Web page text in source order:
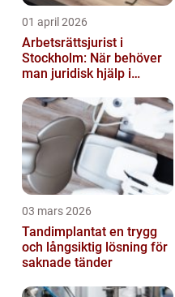
01 april 2026
Arbetsrättsjurist i
Stockholm: När behöver
man juridisk hjälp i
03 mars 2026
Tandimplantat en trygg
och långsiktig lösning för
saknade tänder